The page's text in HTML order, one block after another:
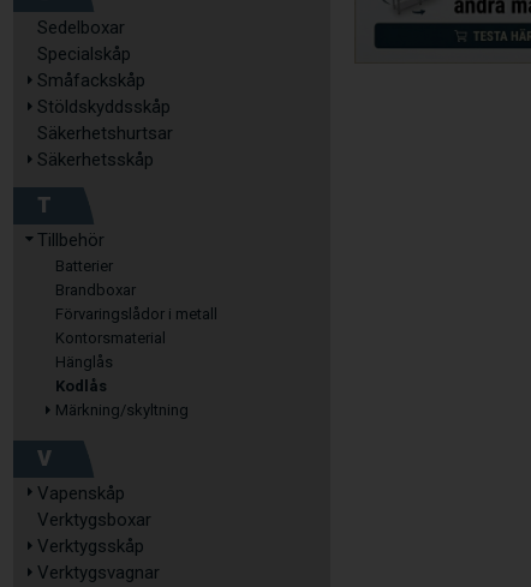
Sedelboxar
Specialskåp
Småfackskåp
Stöldskyddsskåp
Säkerhetshurtsar
Säkerhetsskåp
T
Tillbehör
Batterier
Brandboxar
Förvaringslådor i metall
Kontorsmaterial
Hänglås
Kodlås
Märkning/skyltning
V
Vapenskåp
Verktygsboxar
Verktygsskåp
Verktygsvagnar